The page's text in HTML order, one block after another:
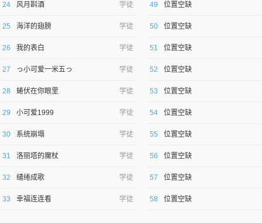
24 风月斟酒 学徒
25 海洋的翅膀 学徒
26 我的表白 学徒
27 っ小可爱一米五っ 学徒
28 蜷伏在你眼里 学徒
29 小可爱1999 学徒
30 系统崩塌 学徒
31 洛丽塔的魔杖 学徒
32 缱绻成歌 学徒
33 幸福连连看 学徒
49 位置空缺
50 位置空缺
51 位置空缺
52 位置空缺
53 位置空缺
54 位置空缺
55 位置空缺
56 位置空缺
57 位置空缺
58 位置空缺